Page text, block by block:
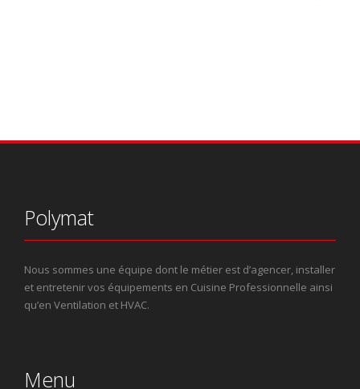
Polymat
Nous sommes une équipe dont le métier est d’agencer, installer
et entretenir vos équipements en Cuisine Professionnelle ainsi
qu’en Ventilation et HVAC.
Menu